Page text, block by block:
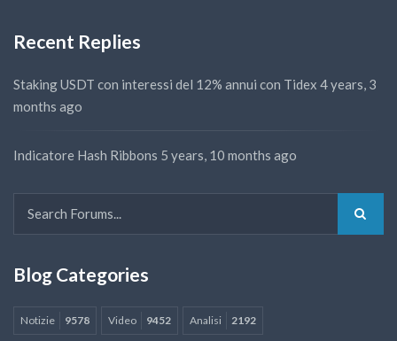
Recent Replies
Staking USDT con interessi del 12% annui con Tidex 4 years, 3
months ago
Indicatore Hash Ribbons 5 years, 10 months ago
Blog Categories
Notizie 9578 Video 9452 Analisi 2192